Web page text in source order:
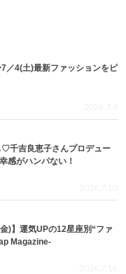
／4(土)最新ファッションをピ
2026.7.8
♡千吉良恵子さんプロデュー
感がハンパない！
2026.7.10
)】運気UPの12星座別“ファ
Magazine-
2026.7.16